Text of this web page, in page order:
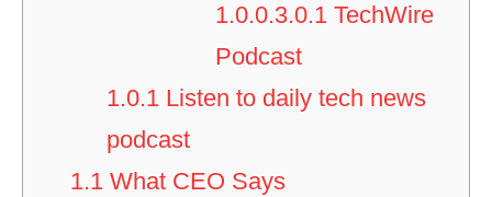
1.0.0.3.0.1 TechWire
Podcast​
1.0.1 Listen to daily tech news
podcast​
1.1 What CEO Says​